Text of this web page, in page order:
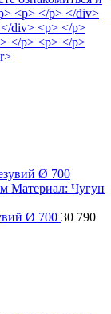
Ø 700 30 790